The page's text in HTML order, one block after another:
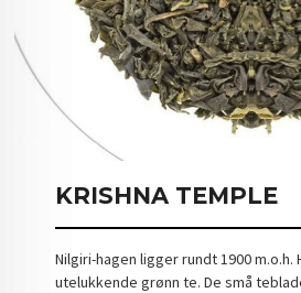
KRISHNA TEMPLE
Nilgiri-hagen ligger rundt 1900
utelukkende grønn te. De små